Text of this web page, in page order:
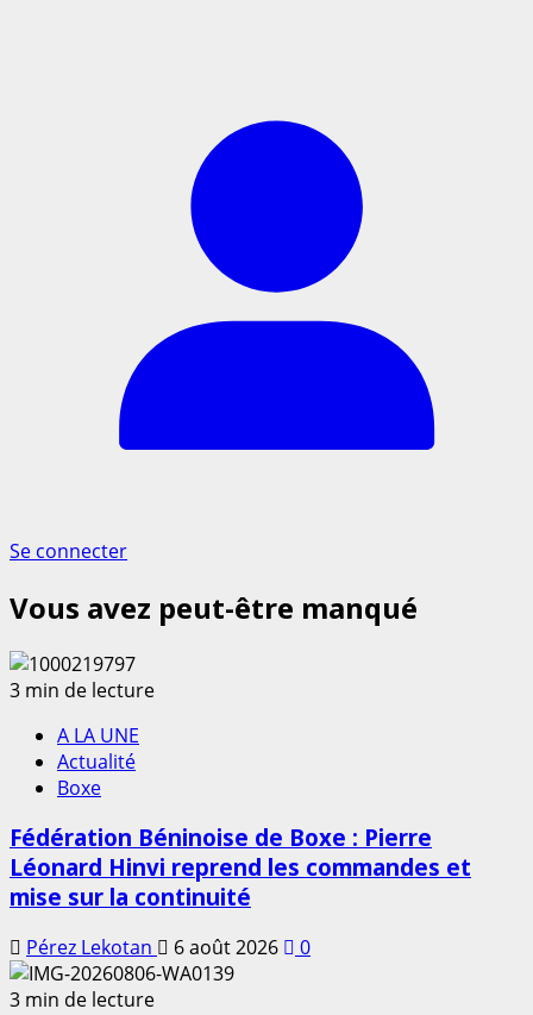
Se connecter
Vous avez peut-être manqué
3 min de lecture
A LA UNE
Actualité
Boxe
Fédération Béninoise de Boxe : Pierre
Léonard Hinvi reprend les commandes et
mise sur la continuité
Pérez Lekotan 6 août 2026
0
3 min de lecture